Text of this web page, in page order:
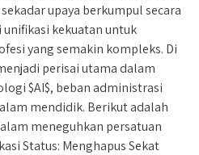
upaya berkumpul secara
kekuatan untuk
yang semakin kompleks. Di
perisai utama dalam
$AI$, beban administrasi
mendidik. Berikut adalah
meneguhkan persatuan
Status: Menghapus Sekat